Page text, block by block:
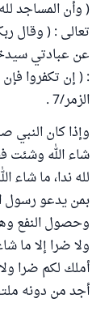
تعالى : ( وقال
: ( إن تكفروا
الزمر/7 .
وإذا كان النبي
شاء الله وشئت
بمن يدعو رسول
وحصول النفع
أملك لكم ضرا
أجد من دونه